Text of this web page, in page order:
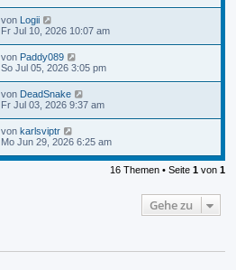
von Logii
Fr Jul 10, 2026 10:07 am
von Paddy089
So Jul 05, 2026 3:05 pm
von DeadSnake
Fr Jul 03, 2026 9:37 am
von karlsviptr
Mo Jun 29, 2026 6:25 am
16 Themen • Seite 1 von 1
Gehe zu